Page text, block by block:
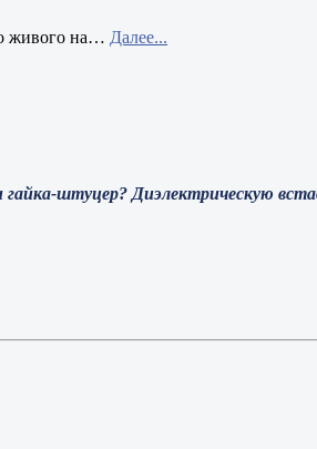
живого на… Далее...
штуцер? Диэлектрическую